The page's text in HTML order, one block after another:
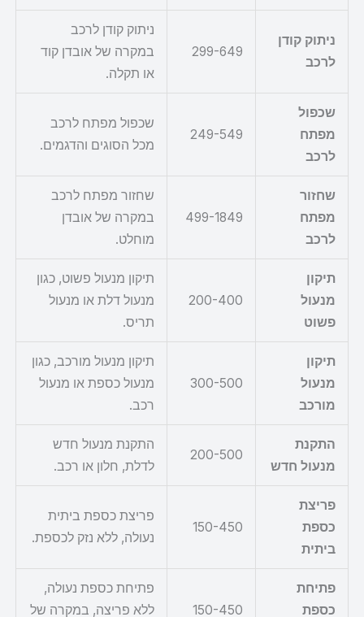
ניתוק קודן
לרכב
299-649
ניתוק קודן לרכב
במקרה של אובדן קוד
או תקלה.
שכפול
מפתח
לרכב
249-549
שכפול מפתח לרכב
מכל הסוגים והדגמים.
שחזור
מפתח
לרכב
499-1849
שחזור מפתח לרכב
במקרה של אובדן
מוחלט.
תיקון
מנעול
פשוט
200-400
תיקון מנעול פשוט, כגון
מנעול דלת או מנעול
תריס.
תיקון
מנעול
מורכב
300-500
תיקון מנעול מורכב, כגון
מנעול כספת או מנעול
רכב.
התקנת
מנעול חדש
200-500
התקנת מנעול חדש
לדלת, חלון או רכב.
פריצת
כספת
ביתית
150-450
פריצת כספת ביתית
נעולה, ללא נזק לכספת.
פתיחת
כספת
150-450
פתיחת כספת נעולה,
ללא פריצה, במקרה של